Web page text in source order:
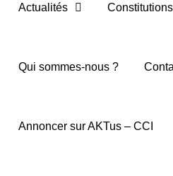
Actualités
Qui sommes-nous ?
Annoncer sur AKTus – CCI